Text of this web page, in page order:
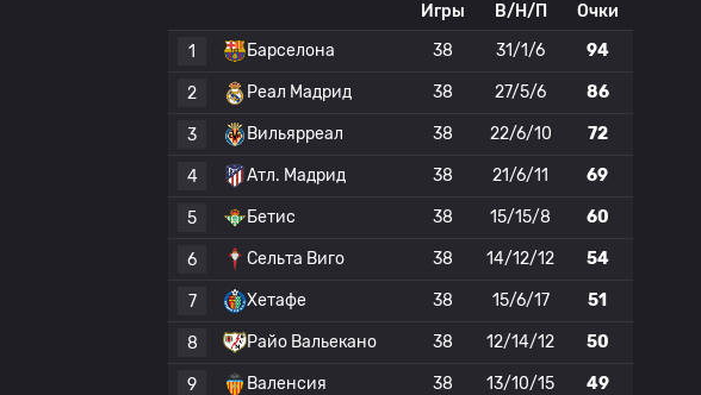
Игры В/Н/П
Очки
1
Барселона 38 31/1/6 94
2 Реал Мадрид 38 27/5/6 86
3 Вильярреал 38 22/6/10 72
4 Атл. Мадрид 38 21/6/11 69
5 Бетис 38 15/15/8 60
6 Сельта Виго 38 14/12/12 54
7 Хетафе 38 15/6/17 51
8 Райо Вальекано 38 12/14/12 50
9 Валенсия 38 13/10/15 49